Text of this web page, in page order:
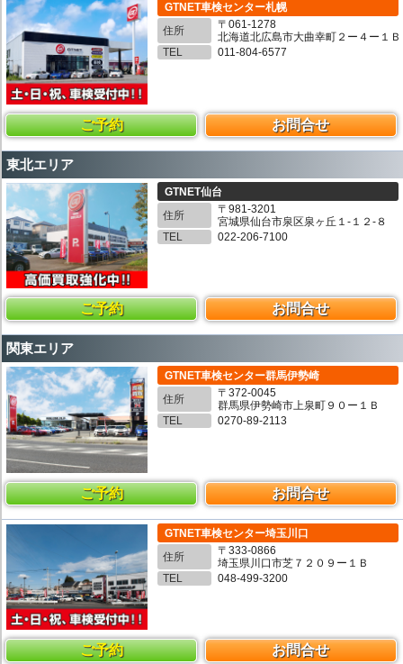
GTNET車検センター札幌
住所
〒061-1278
北海道北広島市大曲幸町２ー４ー１Ｂ
TEL
011-804-6577
ご予約 お問合せ
東北エリア
GTNET仙台
住所
〒981-3201
宮城県仙台市泉区泉ヶ丘１-１２-８
TEL
022-206-7100
ご予約 お問合せ
関東エリア
GTNET車検センター群馬伊勢崎
住所
〒372-0045
群馬県伊勢崎市上泉町９０ー１Ｂ
TEL
0270-89-2113
ご予約 お問合せ
GTNET車検センター埼玉川口
住所
〒333-0866
埼玉県川口市芝７２０９ー１Ｂ
TEL
048-499-3200
ご予約 お問合せ